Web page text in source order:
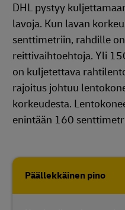
DHL pystyy
lavoja. Kun lavan
senttimetriin, rahdille
reittivaihtoehtoja. Yli
on kuljetettava
rajoitus johtuu
korkeudesta.
enintään 160
Päällekkäinen pino